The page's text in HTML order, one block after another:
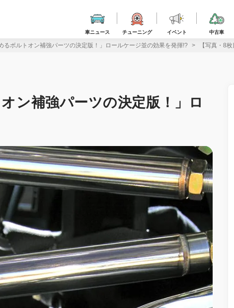
車ニュース チューニング イベント 中古車
るボルトオン補強パーツの決定版！」ロールケージ並の効果を発揮!? 【写真・8
ン補強パーツの決定版！」ロ